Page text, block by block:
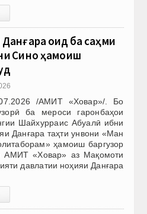
оид ба саҳми
Сино ҳамоиш
/АМИТ «Ховар»/. Бо
ба мероси гаронбаҳои
Шайхурраис Абуалӣ ибни
Данғара таҳти унвони «Ман
ҳамоиш баргузор
АМИТ «Ховар» аз Мақомоти
давлатии ноҳияи Данғара